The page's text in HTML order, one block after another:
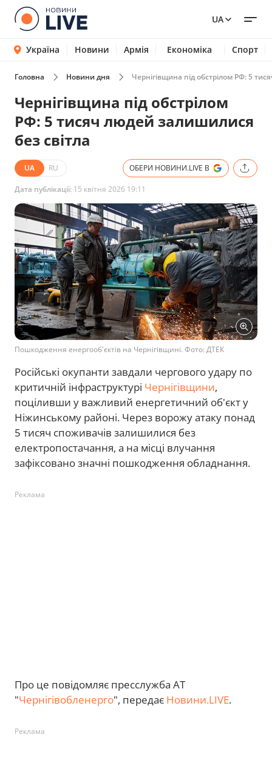
UA
Україна Новини Армія Економіка Спорт
Головна Новини дня Чернігівщина під обстрілом РФ: 5
Чернігівщина під обстрілом
РФ: 5 тисяч людей залишилися
без світла
UA RU ОБЕРИ НОВИНИ.LIVE В
Дата публікації: 15 квітня 2026 19:11
Пошкодження енергооб'єктів на Чернігівщині. Фото: ДТЕК
Російські окупанти завдали чергового удару по
критичній інфраструктурі Чернігівщини,
поціливши у важливий енергетичний об'єкт у
Ніжинському районі. Через ворожу атаку понад
5 тисяч споживачів залишилися без
електропостачання, а на місці влучання
зафіксовано значні пошкодження обладнання.
Реклама
Про це повідомляє пресслужба АТ
"Чернігівобленерго", передає Новини.LIVE.
Реклама